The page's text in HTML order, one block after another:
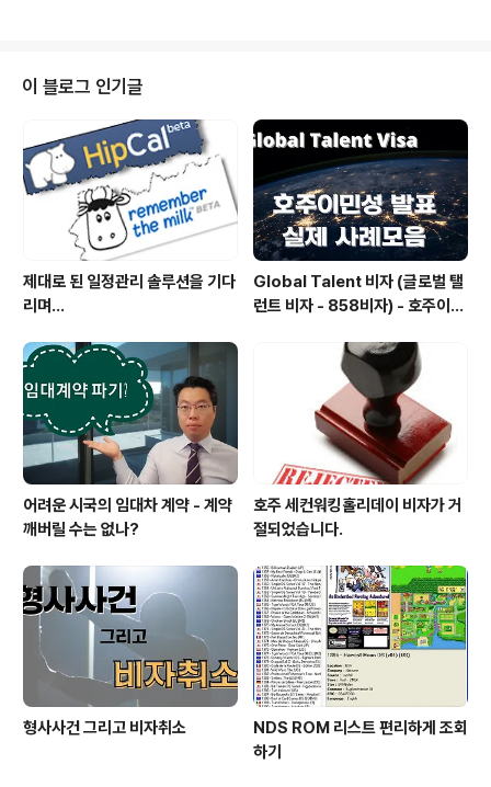
이민을 와서 다른 언어를 쓰는 나라에서 정착을 해가는데,
모국어 수준에 가깝게 해당 언어를 쓸 수 있다는 것은 엄청
난 장점이다. 하지만, 현실을 보건대, 이곳에 와서도 한국어
만 쓰면, 교민 지역사회에서 문제없이 잘 살아가는 사람들
도 정말 대단히 많다. 그만큼, 이민이 보편화되고, 지역을
중심으로 여..
이 블로그 인기글
제대로 된 일정관리 솔루션을 기다
리며...
Global Talent 비자 (글로벌 탤
런트 비자 - 858비자) - 호주이민
어려운 시국의 임대차 계약 - 계약
깨버릴 수는 없나?
호주 세컨워킹홀리데이 비자가 거
절되었습니다.
형사사건 그리고 비자취소
NDS ROM 리스트 편리하게 조회
하기